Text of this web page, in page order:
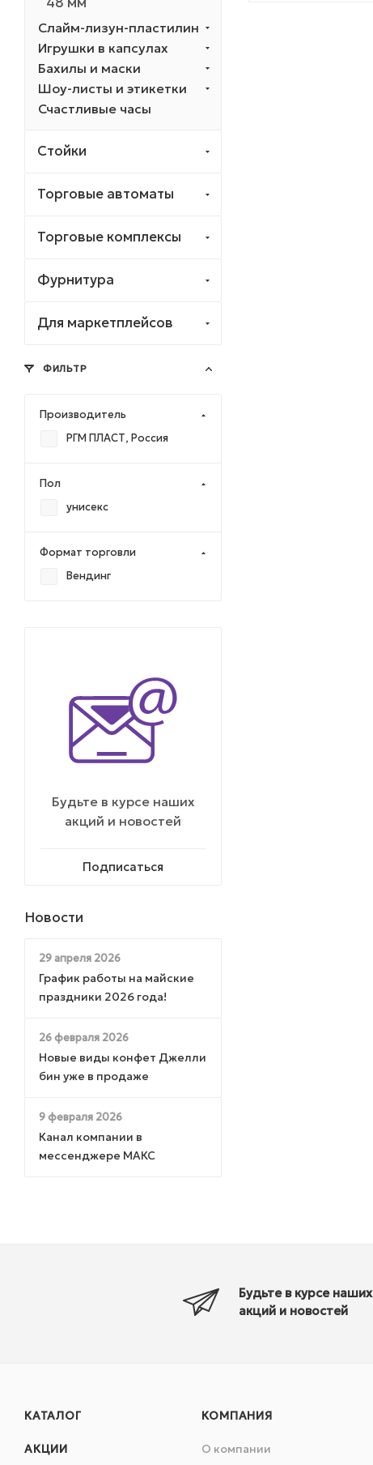
Слайм-лизун-пластилин
Игрушки в капсулах
Бахилы и маски
Шоу-листы и этикетки
Счастливые часы
Стойки
Торговые автоматы
Торговые комплексы
Фурнитура
Для маркетплейсов
ФИЛЬТР
Производитель
РГМ ПЛАСТ, Россия
Пол
унисекс
Формат торговли
Вендинг
Будьте в курсе наших
акций и новостей
Подписаться
Новости
29 апреля 2026
График работы на майские
праздники 2026 года!
26 февраля 2026
Новые виды конфет Джелли
бин уже в продаже
9 февраля 2026
Канал компании в
мессенджере МАКС
Будьте в курсе наших
акций и новостей
КАТАЛОГ
АКЦИИ
КОМПАНИЯ
О компании